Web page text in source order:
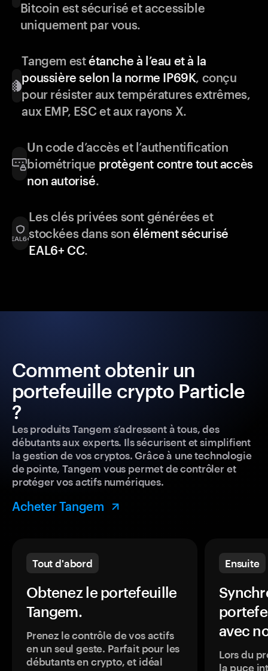
Bitcoin est sécurisé et accessible
uniquement par vous.
Tangem estétanche à l’eau et à la
poussière selon la norme IP69K, conçu
pour résister aux températures extrêmes,
aux EMP, ESC et aux rayons X.
Un code d’accès et l’authentification
biométrique protègent contre tout accès
non autorisé.
Les clés privées sont générées et
stockées dans sonélément sécurisé
EAL6+ CC.
Comment obtenir un
portefeuille crypto Particle
?
Les produits Tangem s’adressent à tous, des
débutants aux experts. Ils sécurisent et simplifient
la gestion de vos cryptos. Grâce à une technologie
de pointe, Tangem vous permet de contrôler et
protéger vos actifs numériques.
Acheter Tangem
Tout d'abord
Obtenez le portefeuille
Tangem.
Prenez le contrôle de vos actifs
en un seul geste. Parfait pour les
débutants en crypto, et idéal
Ensuite
avec
Lors du
la puce